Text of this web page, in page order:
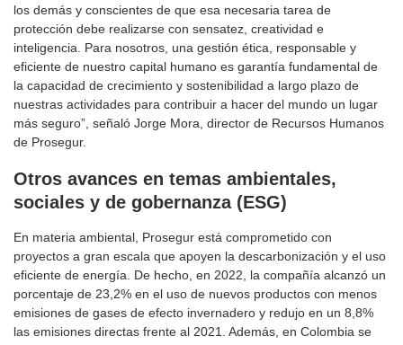
los demás y conscientes de que esa necesaria tarea de
protección debe realizarse con sensatez, creatividad e
inteligencia. Para nosotros, una gestión ética, responsable y
eficiente de nuestro capital humano es garantía fundamental de
la capacidad de crecimiento y sostenibilidad a largo plazo de
nuestras actividades para contribuir a hacer del mundo un lugar
más seguro”, señaló Jorge Mora, director de Recursos Humanos
de Prosegur.
Otros avances en temas ambientales,
sociales y de gobernanza (ESG)
En materia ambiental, Prosegur está comprometido con
proyectos a gran escala que apoyen la descarbonización y el uso
eficiente de energía. De hecho, en 2022, la compañía alcanzó un
porcentaje de 23,2% en el uso de nuevos productos con menos
emisiones de gases de efecto invernadero y redujo en un 8,8%
las emisiones directas frente al 2021. Además, en Colombia se